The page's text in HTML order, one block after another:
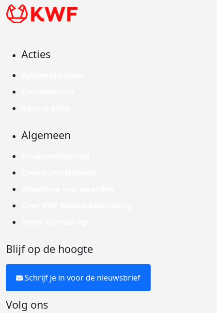
Acties
Algemeen
Blijf op de hoogte
Schrijf je in voor de nieuwsbrief
Volg ons